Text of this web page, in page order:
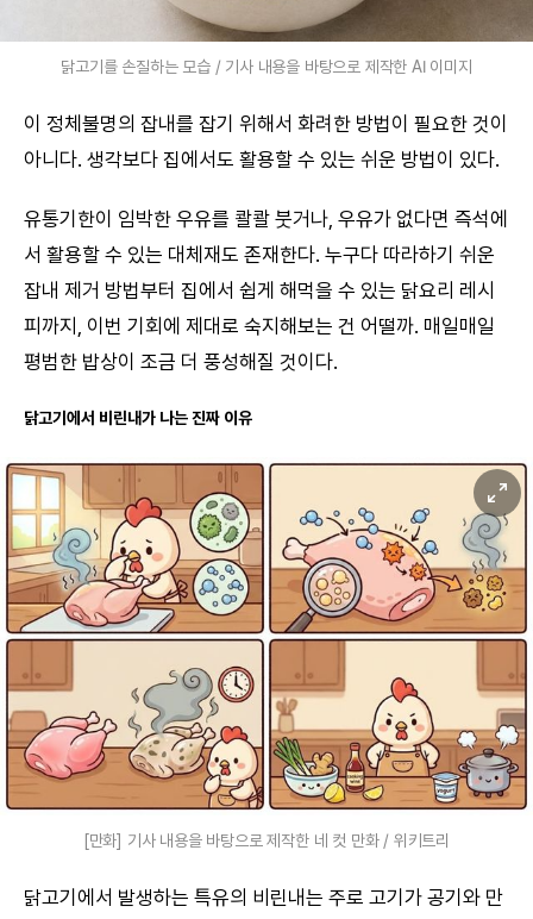
닭고기를 손질하는 모습 / 기사 내용을 바탕으로 제작한 AI 이미지
이 정체불명의 잡내를 잡기 위해서 화려한 방법이 필요한 것이
아니다. 생각보다 집에서도 활용할 수 있는 쉬운 방법이 있다.
유통기한이 임박한 우유를 콸콸 붓거나, 우유가 없다면 즉석에
서 활용할 수 있는 대체재도 존재한다. 누구다 따라하기 쉬운
잡내 제거 방법부터 집에서 쉽게 해먹을 수 있는 닭요리 레시
피까지, 이번 기회에 제대로 숙지해보는 건 어떨까. 매일매일
평범한 밥상이 조금 더 풍성해질 것이다.
닭고기에서 비린내가 나는 진짜 이유
[만화] 기사 내용을 바탕으로 제작한 네 컷 만화 / 위키트리
닭고기에서 발생하는 특유의 비린내는 주로 고기가 공기와 만